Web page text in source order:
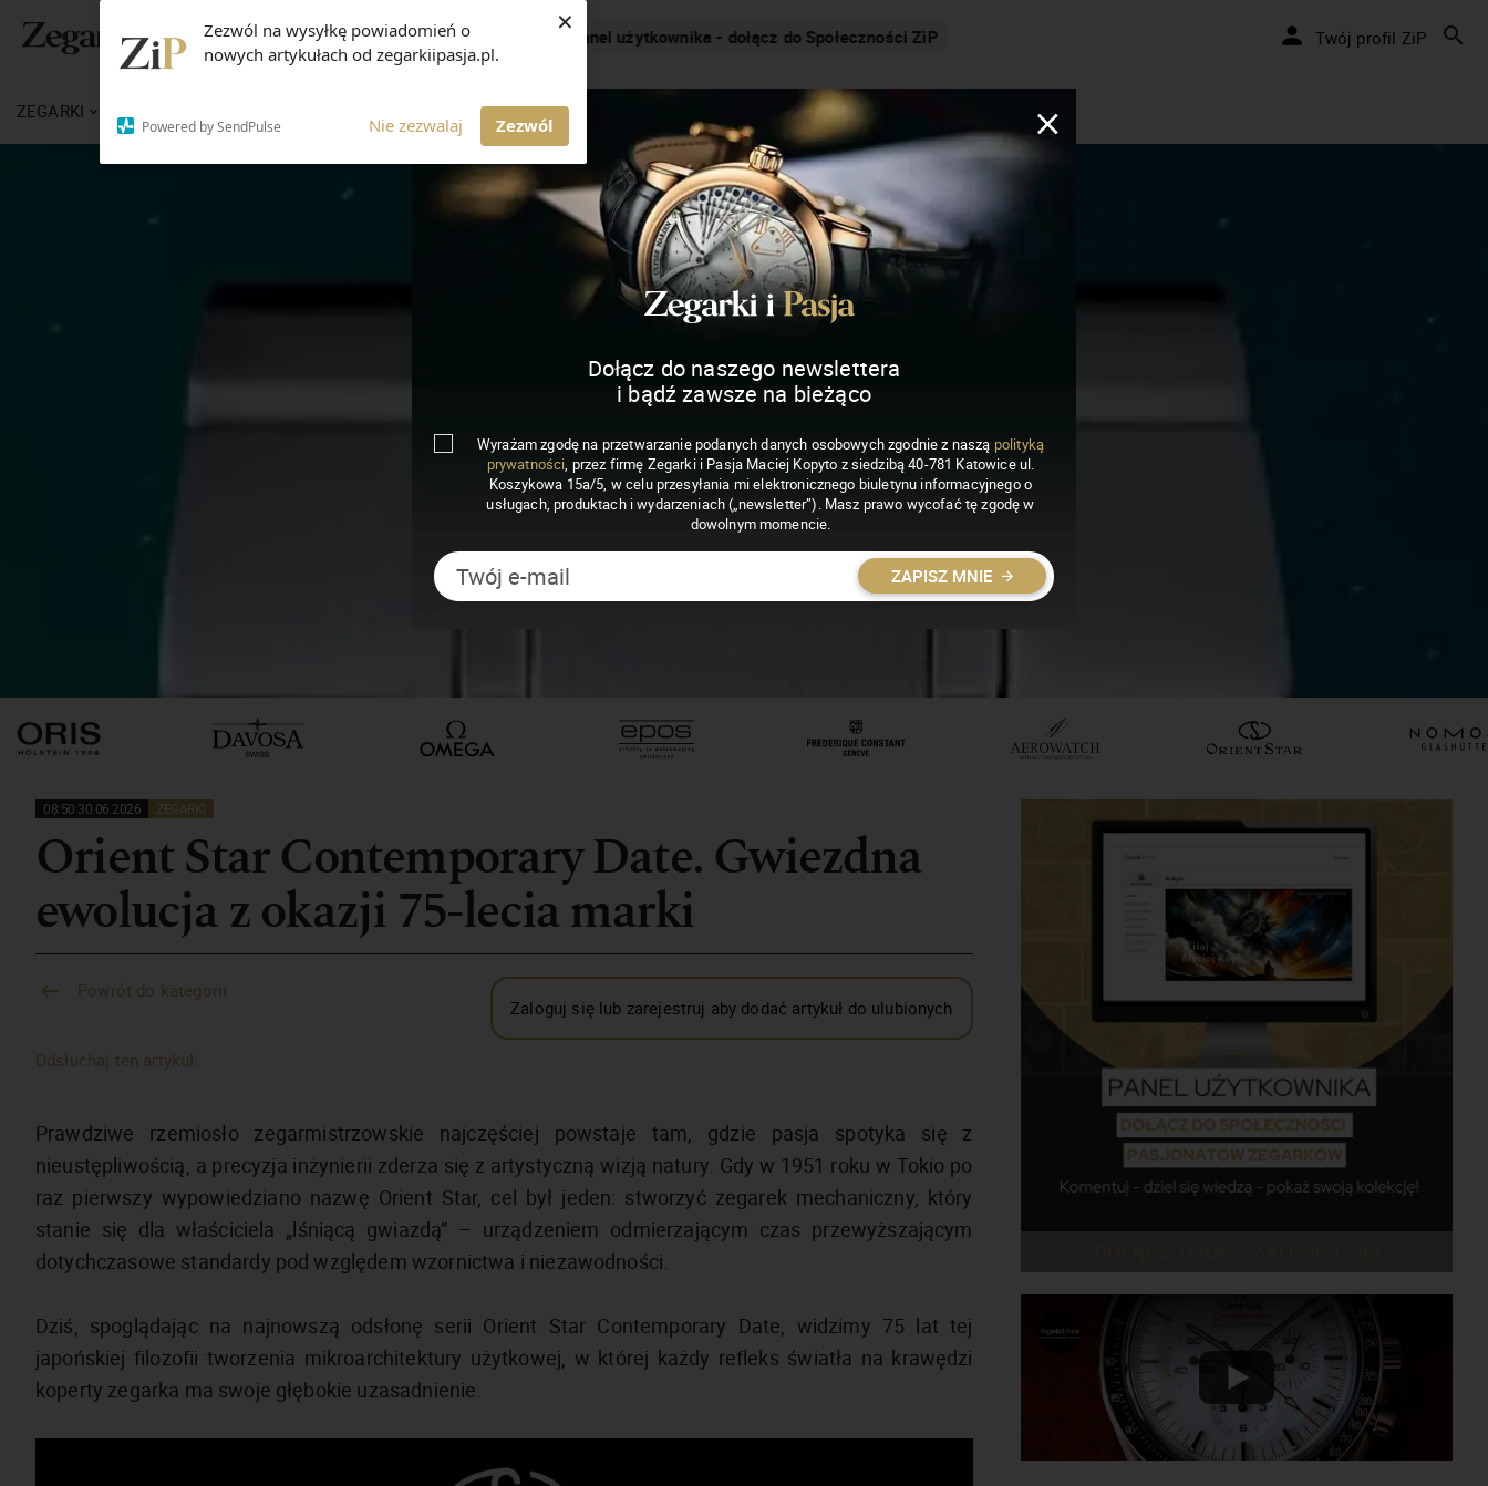
Zezwól na wysyłkę powiadomień o
nowych artykułach od zegarkiipasja.pl.
Powered by SendPulse Nie zezwalaj Zezwól
× Nakręcamy pozytywnie... cały czas! Twój profil ZiP
ZEGARKI MAGAZYN ZEGARKI I PASJA
08:50 30.06.2026 ZEGARKI
Orient Star Contemporary Date. Gwiezdna
ewolucja z okazji 75-lecia marki
Powrót do kategorii
Zaloguj się lub zarejestruj aby dodać artykuł do ulubionych
Odsłuchaj ten artykuł:
Prawdziwe rzemiosło zegarmistrzowskie najczęściej powstaje tam, gdzie pasja spotyka się z
nieustępliwością, a precyzja inżynierii zderza się z artystyczną wizją natury. Gdy w 1951 roku w Tokio po
raz pierwszy wypowiedziano nazwę Orient Star, cel był jeden: stworzyć zegarek mechaniczny, który
stanie się dla właściciela „lśniącą gwiazdą” – urządzeniem odmierzającym czas przewyższającym
dotychczasowe standardy pod względem wzornictwa i niezawodności.
Dziś, spoglądając na najnowszą odsłonę serii Orient Star Contemporary Date, widzimy 75 lat tej
japońskiej filozofii tworzenia mikroarchitektury użytkowej, w której każdy refleks światła na krawędzi
koperty zegarka ma swoje głębokie uzasadnienie.
Dołącz do naszego newslettera
i bądź zawsze na bieżąco
Wyrażam zgodę na przetwarzanie podanych danych osobowych zgodnie z naszą polityką
prywatności, przez firmę Zegarki i Pasja Maciej Kopyto z siedzibą 40-781 Katowice ul.
Koszykowa 15a/5, w celu przesyłania mi elektronicznego biuletynu informacyjnego o
usługach, produktach i wydarzeniach („newsletter”). Masz prawo wycofać tę zgodę w
dowolnym momencie.
ZAPISZ MNIE